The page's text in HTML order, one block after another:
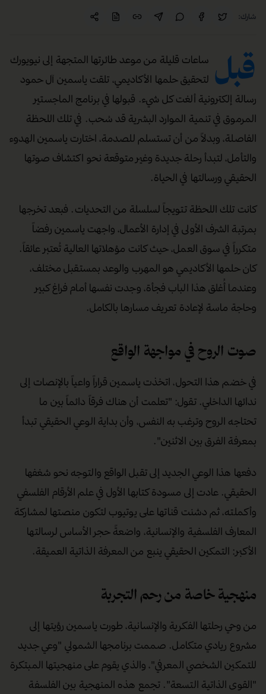
شارك:
قبل ساعات قليلة من موعد طائرتها المتجهة إلى نيويورك
لتحقيق حلمها الأكاديمي، تلقت ياسمين آل حمود
رسالة إلكترونية ألغت كل شيء. قبولها في برنامج الماجستير
المرموق في تنمية الموارد البشرية قد سُحب. في تلك اللحظة
الفاصلة، وبدلاً من أن تستسلم للصدمة، اختارت ياسمين الهدوء
والتأمل، لتبدأ رحلة جديدة وغير متوقعة نحو اكتشاف صوتها
الحقيقي ورسالتها في الحياة.
كانت تلك اللحظة تتويجاً لسلسلة من التحديات. فبعد تخرجها
بمرتبة الشرف الأولى في إدارة الأعمال، واجهت ياسمين رفضاً
متكرراً في سوق العمل، حيث كانت مؤهلاتها العالية تُعتبر عائقاً.
كان حلمها الأكاديمي هو المهرب والوعد بمستقبل مختلف،
وعندما أُغلق هذا الباب فجأة، وجدت نفسها أمام فراغ كبير
وحاجة ماسة لإعادة تعريف مسارها بالكامل.
صوت الروح في مواجهة الواقع
في خضم هذا التحول، اتخذت ياسمين قراراً واعياً بالإنصات إلى
ندائها الداخلي. تقول: "تعلمت أن هناك فرقاً دائماً بين ما
تحتاجه الروح وترغب به النفس، وأن بداية الوعي الحقيقي تبدأ
بمعرفة الفرق بين الاثنين".
دفعها هذا الوعي الجديد إلى تقبل الواقع والتوجه نحو شغفها
الحقيقي. عادت إلى مسودة كتابها الأول في علم الأرقام الفلسفي
وأكملته، ثم دشنت قناتها على يوتيوب لتكون منصتها لمشاركة
المعارف الفلسفية والإنسانية، واضعةً حجر الأساس لرسالتها
الأكبر: التمكين الحقيقي ينبع من المعرفة الذاتية العميقة.
منهجية خاصة من رحم التجربة
من وحي رحلتها الفكرية والإنسانية، طورت ياسمين رؤيتها إلى
مشروع ريادي متكامل. صممت برنامجها الشمولي "وعي جديد
للتمكين الشخصي المعرفي"، والذي يقوم على منهجيتها المبتكرة
"القوى الذاتية التسعة". تجمع هذه المنهجية بين الفلسفة